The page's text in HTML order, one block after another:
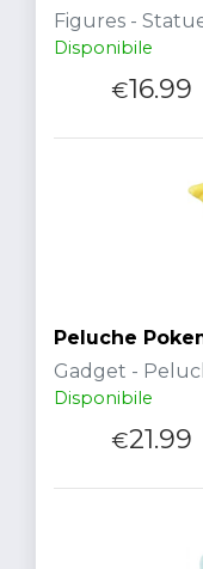
Figures -
Disponibile
€16.99
Peluche
Gadget -
Disponibile
€21.99